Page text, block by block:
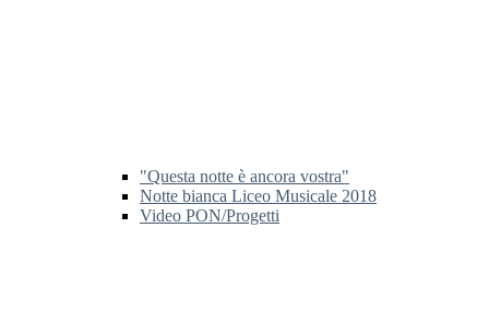
"Questa notte è ancora vostra"
Notte bianca Liceo Musicale 2018
Video PON/Progetti